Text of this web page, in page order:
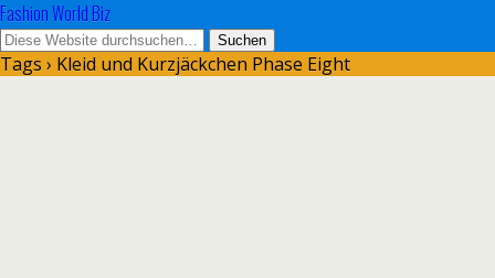
Fashion World Biz
Tags › Kleid und Kurzjäckchen Phase Eight